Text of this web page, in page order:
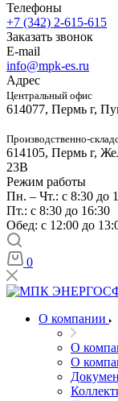
Телефоны
+7 (342) 2-615-615
Заказать звонок
E-mail
info@mpk-es.ru
Адрес
Центральный офис
614077, Пермь г,
Производственно-
614105, Пермь г,
23В
Режим работы
Пн. – Чт.: с 8:30 до
Пт.: с 8:30 до 16:30
Обед: с 12:00 до
0
О компании
О
О